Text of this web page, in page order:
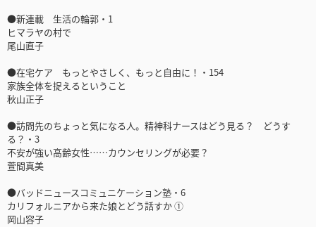
●新連載 生活の輪郭・1
ヒマラヤの村で
尾山直子
●在宅ケア もっとやさしく、もっと自由に！・154
家族全体を捉えるということ
秋山正子
●訪問先のちょっと気になる人。精神科ナースはどう見る？ どうす
る？・3
不安が強い高齢女性……カウンセリングが必要？
萱間真美
●バッドニュースコミュニケーション塾・6
カリフォルニアから来た娘とどう話すか ①
岡山容子